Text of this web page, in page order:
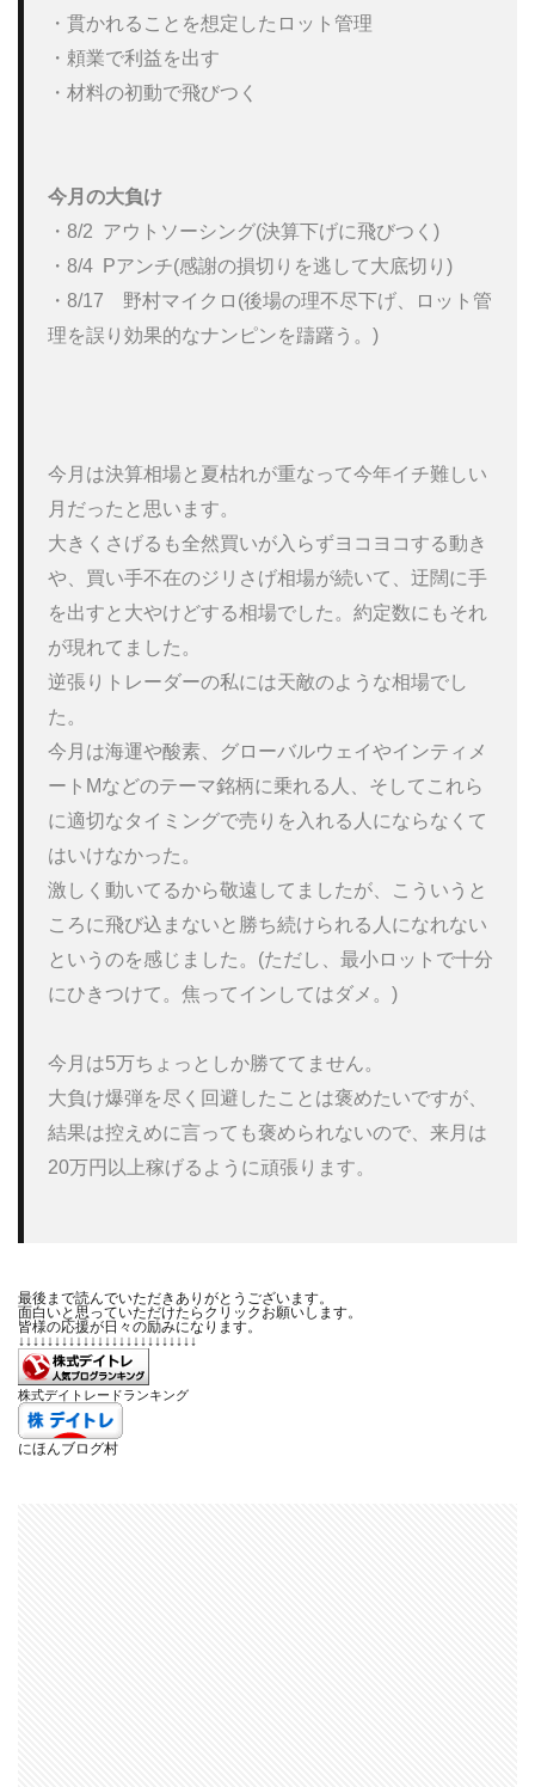
・貫かれることを想定したロット管理
・頼業で利益を出す
・材料の初動で飛びつく
今月の大負け
・8/2  アウトソーシング(決算下げに飛びつく)
・8/4  Pアンチ(感謝の損切りを逃して大底切り)
・8/17　野村マイクロ(後場の理不尽下げ、ロット管
理を誤り効果的なナンピンを躊躇う。)
今月は決算相場と夏枯れが重なって今年イチ難しい
月だったと思います。
大きくさげるも全然買いが入らずヨコヨコする動き
や、買い手不在のジリさげ相場が続いて、迂闊に手
を出すと大やけどする相場でした。約定数にもそれ
が現れてました。
逆張りトレーダーの私には天敵のような相場でし
た。
今月は海運や酸素、グローバルウェイやインティメ
ートMなどのテーマ銘柄に乗れる人、そしてこれら
に適切なタイミングで売りを入れる人にならなくて
はいけなかった。
激しく動いてるから敬遠してましたが、こういうと
ころに飛び込まないと勝ち続けられる人になれない
というのを感じました。(ただし、最小ロットで十分
にひきつけて。焦ってインしてはダメ。)
今月は5万ちょっとしか勝ててません。
大負け爆弾を尽く回避したことは褒めたいですが、
結果は控えめに言っても褒められないので、来月は
20万円以上稼げるように頑張ります。
最後まで読んでいただきありがとうございます。
面白いと思っていただけたらクリックお願いします。
皆様の応援が日々の励みになります。
↓↓↓↓↓↓↓↓↓↓↓↓↓↓↓↓↓↓↓↓↓↓↓↓↓
株式デイトレードランキング
にほんブログ村